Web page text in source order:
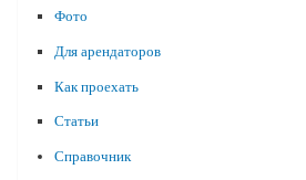
Фото
Для арендаторов
Как проехать
Статьи
Справочник